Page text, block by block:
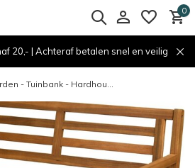
0
20,- | Achteraf betalen snel en veilig
- Tuinbank - Hardhou...